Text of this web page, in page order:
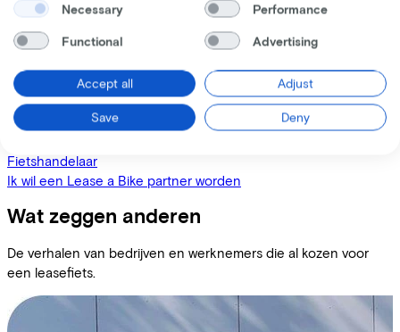
Werknemer
Ik wil een fiets leasen via m'n werkgever
Fietshandelaar
Ik wil een Lease a Bike partner worden
Wat zeggen anderen
De verhalen van bedrijven en werknemers die al kozen voor
een leasefiets.
Necessary Performance
Functional Advertising
Accept all Adjust
Save Deny